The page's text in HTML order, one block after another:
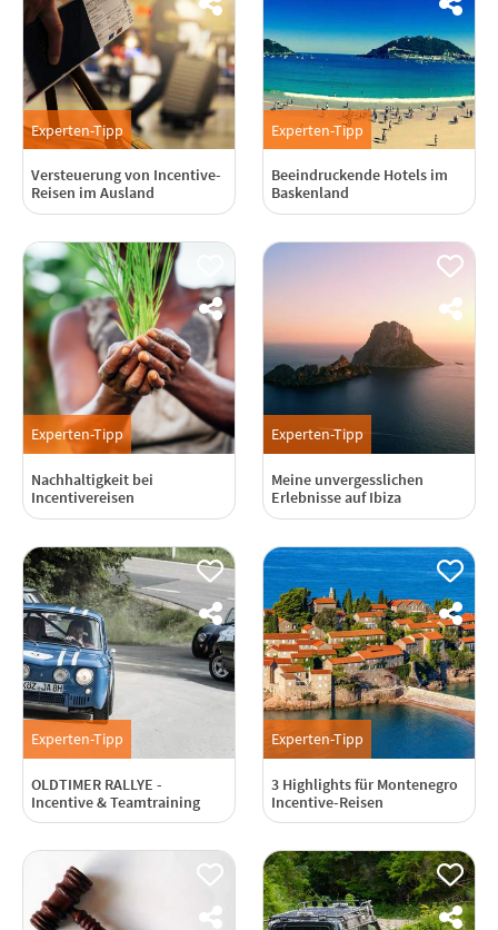
Experten-Tipp
Versteuerung von Incentive-
Reisen im Ausland
Experten-Tipp
Beeindruckende Hotels im
Baskenland
Experten-Tipp
Nachhaltigkeit bei
Incentivereisen
Experten-Tipp
Meine unvergesslichen
Erlebnisse auf Ibiza
Experten-Tipp
OLDTIMER RALLYE -
Incentive & Teamtraining
Experten-Tipp
3 Highlights für Montenegro
Incentive-Reisen